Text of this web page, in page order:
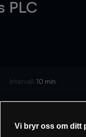
PLC
Intervall: 10 min
Vi bryr oss om ditt